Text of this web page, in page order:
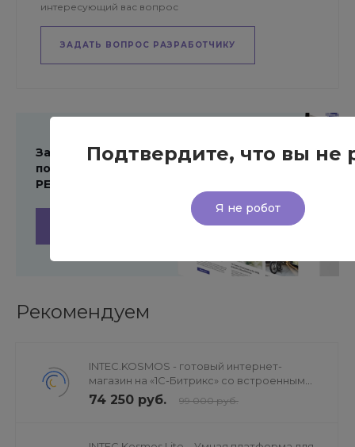
Подтвердите, что вы не
Я не робот
интересующий вас вопрос
ЗАДАТЬ ВОПРОС РАЗРАБОТЧИКУ
Заполните форму и
получите ПРЕЗЕНТАЦИЮ
РЕШЕНИЯ
Рекомендуем
INTEC.KOSMOS - готовый интернет-
магазин на «1С-Битрикс» со встроенным
искусственным интеллектом
74 250 руб. 99 000 руб.